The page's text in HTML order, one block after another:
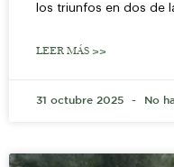
los triunfos en dos de
LEER MÁS >>
31 octubre 2025 No